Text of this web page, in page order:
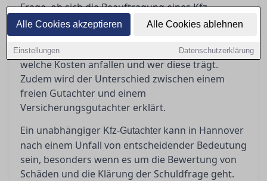
Alle Cookies akzeptieren Alle Cookies ablehnen
Einstellungen Datenschutzerklärung
Frage, ob sich die Beauftragung eines Kfz-
Gutachters lohnt. Dieser Ratgeber bietet
Orientierung und erläutert, wann ein
unabhängiger Gutachter unverzichtbar ist,
welche Kosten anfallen und wer diese trägt.
Zudem wird der Unterschied zwischen einem
freien Gutachter und einem
Versicherungsgutachter erklärt.
Ein unabhängiger Kfz-Gutachter kann in Hannover
nach einem Unfall von entscheidender Bedeutung
sein, besonders wenn es um die Bewertung von
Schäden und die Klärung der Schuldfrage geht.